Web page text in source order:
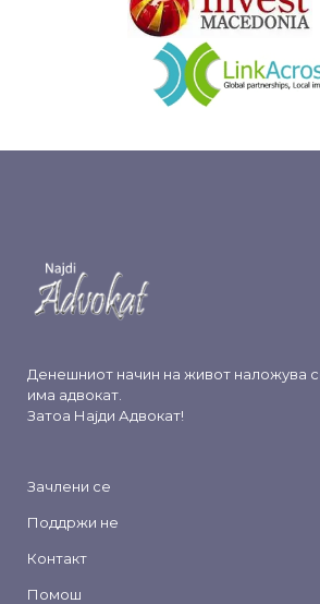
Денешниот начин на живот наложува
има адвокат.
Затоа Најди Адвокат!
Зачлени се
Поддржи не
Контакт
Помош